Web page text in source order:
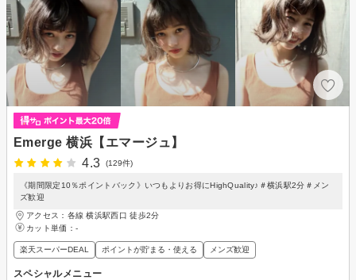
Emerge 横浜【エマージュ】
4.3
(129件)
《期間限定10％ポイントバック》いつもよりお得にHighQuality♪＃横浜駅2分＃メン
ズ歓迎
アクセス：各線 横浜駅西口 徒歩2分
カット単価： -
楽天スーパーDEAL ポイントが貯まる・使える メンズ歓迎
スペシャルメニュー